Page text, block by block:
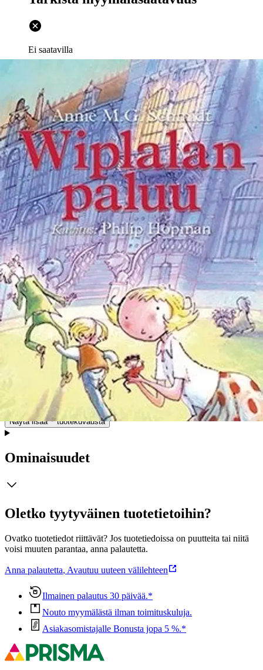
Ei saatavilla
Tuotekuvaus
Tervetuloa Wiplalan maailmaan! Wiplalan ensimmäinen
hollanninkielinen painos julkaistiin jo vuonna 1957 Jenny
Dalenoordin kuvittamana. Lector Kustannuksen julkaisema, kirjan
38. painos ilmestyi Alankomaissa vuonna 2007, ja sen kuvittajana
toimi Philip Hopman. Kirjan pääosassa on pieni mies. Ei mikään
haltija, vaan wiplala. Ja sen nimikin on Wiplala. Wiplala osaa tiu
´uttaa, eli taikoa, mutta usein hän unohtaa, miten saisi tiuutettua asiat
taas normaaleiksi.Jännittävä seikkailu alkaa, kun Wiplala tiu´uttaa
koko Blomin perheen itsensä kokoiseksi. Wiplalan paluu (Wiplala
weer) ilmestyi Alankomaissa vuonna 1962. Lectorin julkaisema kirja
perustuu vuonna 2009 julkaistuun 26. painokseen, jonka kuvittajana
oli edellisen kirjankin kuvittanut Philip Hopman. Wiplala on tullut
takaisin! Hän on vieläkin yhtä pieni, eikä hän vieläkään osaa tiu
´uttaa kovin hyvin. Seikkailla Wiplala kyllä osaa. Sen tietävät myös
herra Blom, Johannes ja Nella Della. Kirjassa Wiplala palaa wiplala
lähtee isä Blomin kanssa tämän työpaikalle soppatehtaalle. Siellä
kaikki menee alusta asti pieleen. Johtaja muuttuu koiraksi! Eikä
Wiplala osaa tiu´uttaa koiraa enää takaisin johtajaksi. Mitä nyt
tehdään? Wiplala ja Wiplalan paluu vievät lukijan taikuuden
maailmaan, jossa tiuuttaminen eli taikominen saattaa toisinaan
mennä kovasti pieleen. Wiplalaa voisi kuvailla taikovaksi Selma
Lagerlöfin Peukaloiseksi tai J. K. Rowlingin Harry Potter -kirjoista
tutuksi tulleeksi, epäonniseksi Neville Longbottomiksi.
Marraskuussa 2014 Wiplala nähtiin eri puolilla maailmaa myös
valkokankaalla ohjaaja Tim Oliehoekin ansiosta.
Näytä lisää tuotekuvausta
Ominaisuudet
Oletko tyytyväinen tuotetietoihin?
Ovatko tuotetiedot riittävät? Jos tuotetiedoissa on puutteita tai niitä
voisi muuten parantaa, anna palautetta.
Anna palautetta, Avautuu uuteen välilehteen
Ilmainen palautus 30 päivää.*
Nouto myymälästä ilman toimituskuluja.
Asiakasomistajalle Bonusta jopa 5 %.*